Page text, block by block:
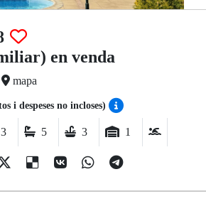
en venda
mapa
i despeses no incloses)
3 5 3 1